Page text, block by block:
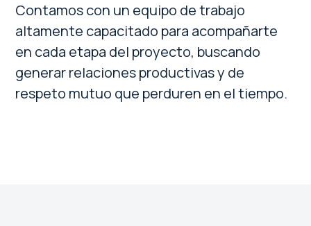
Contamos con un equipo de trabajo
altamente capacitado para acompañarte
en cada etapa del proyecto, buscando
generar relaciones productivas y de
respeto mutuo que perduren en el tiempo.